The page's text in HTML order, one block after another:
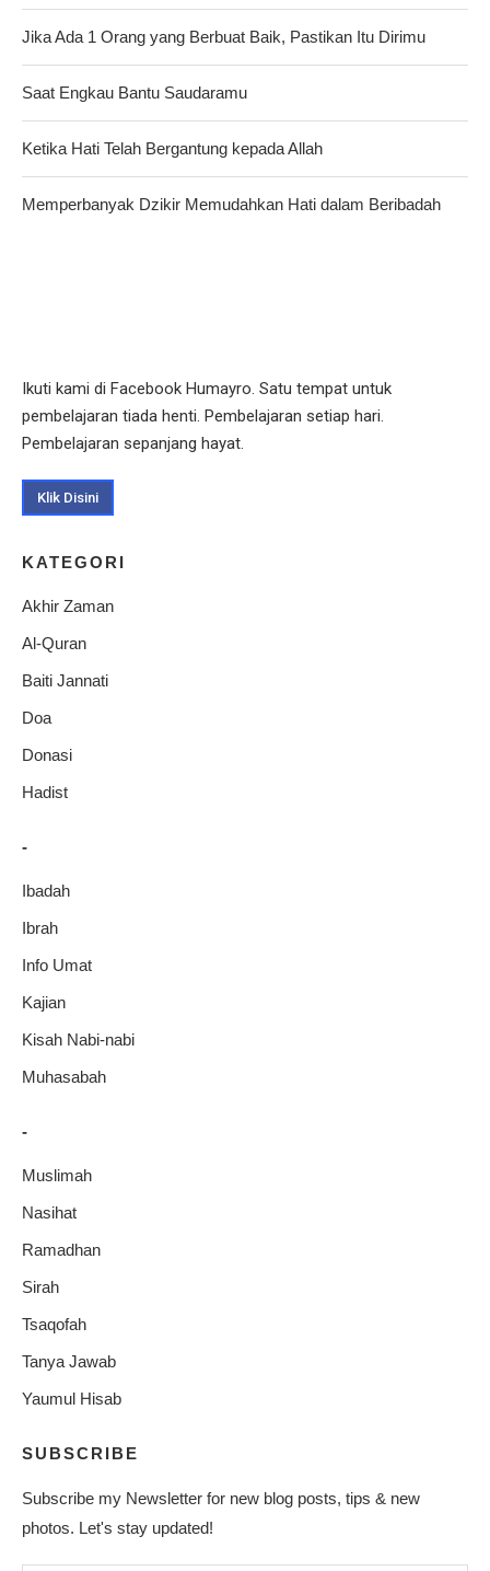
Jika Ada 1 Orang yang Berbuat Baik, Pastikan Itu Dirimu
Saat Engkau Bantu Saudaramu
Ketika Hati Telah Bergantung kepada Allah
Memperbanyak Dzikir Memudahkan Hati dalam Beribadah
Ikuti kami di Facebook Humayro. Satu tempat untuk
pembelajaran tiada henti. Pembelajaran setiap hari.
Pembelajaran sepanjang hayat.
Klik Disini
KATEGORI
Akhir Zaman
Al-Quran
Baiti Jannati
Doa
Donasi
Hadist
-
Ibadah
Ibrah
Info Umat
Kajian
Kisah Nabi-nabi
Muhasabah
-
Muslimah
Nasihat
Ramadhan
Sirah
Tsaqofah
Tanya Jawab
Yaumul Hisab
SUBSCRIBE
Subscribe my Newsletter for new blog posts, tips & new
photos. Let's stay updated!